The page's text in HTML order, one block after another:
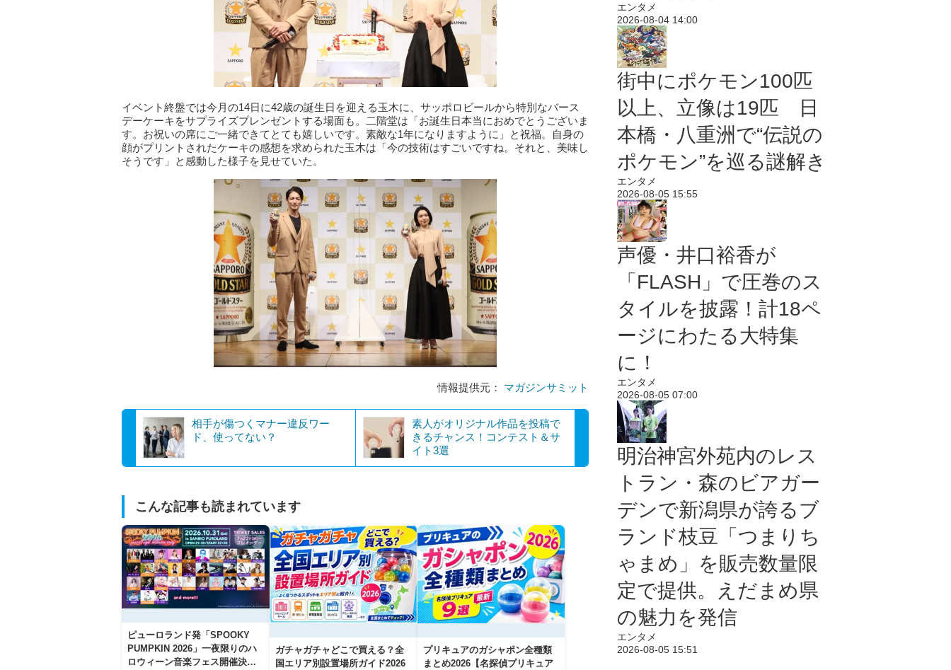
イベント終盤では今月の14日に42歳の誕生日を迎える玉木に、サッポロビールから特別なバース
デーケーキをサプライズプレンゼントする場面も。二階堂は「お誕生日本当におめでとうございま
す。お祝いの席にご一緒できてとても嬉しいです。素敵な1年になりますように」と祝福。自身の
顔がプリントされたケーキの感想を求められた玉木は「今の技術はすごいですね。それと、美味し
そうです」と感動した様子を見せていた。
情報提供元： マガジンサミット
相手が傷つくマナー違反ワー
ド、使ってない？
素人がオリジナル作品を投稿で
きるチャンス！コンテスト＆サ
イト3選
こんな記事も読まれています
ピューロランド発「SPOOKY
PUMPKIN 2026」一夜限りのハ
ロウィーン音楽フェス開催決
ガチャガチャどこで買える？全
国エリア別設置場所ガイド2026
プリキュアのガシャポン全種類
まとめ2026【名探偵プリキュア
エンタメ
2026-08-04 14:00
街中にポケモン100匹
以上、立像は19匹 日
本橋・八重洲で“伝説の
ポケモン”を巡る謎解き
エンタメ
2026-08-05 15:55
声優・井口裕香が
「FLASH」で圧巻のス
タイルを披露！計18ペ
ージにわたる大特集
に！
エンタメ
2026-08-05 07:00
明治神宮外苑内のレス
トラン・森のビアガー
デンで新潟県が誇るブ
ランド枝豆「つまりち
ゃまめ」を販売数量限
定で提供。えだまめ県
の魅力を発信
エンタメ
2026-08-05 15:51